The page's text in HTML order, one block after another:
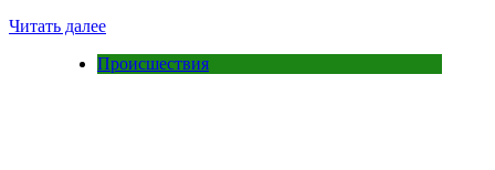
Читать далее
Происшествия